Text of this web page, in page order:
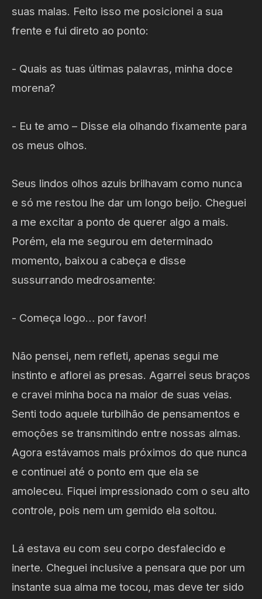
suas malas. Feito isso me posicionei a sua
frente e fui direto ao ponto:
- Quais as tuas últimas palavras, minha doce
morena?
- Eu te amo – Disse ela olhando fixamente para
os meus olhos.
Seus lindos olhos azuis brilhavam como nunca
e só me restou lhe dar um longo beijo. Cheguei
a me excitar a ponto de querer algo a mais.
Porém, ela me segurou em determinado
momento, baixou a cabeça e disse
sussurrando medrosamente:
- Começa logo… por favor!
Não pensei, nem refleti, apenas segui me
instinto e aflorei as presas. Agarrei seus braços
e cravei minha boca na maior de suas veias.
Senti todo aquele turbilhão de pensamentos e
emoções se transmitindo entre nossas almas.
Agora estávamos mais próximos do que nunca
e continuei até o ponto em que ela se
amoleceu. Fiquei impressionado com o seu alto
controle, pois nem um gemido ela soltou.
Lá estava eu com seu corpo desfalecido e
inerte. Cheguei inclusive a pensara que por um
instante sua alma me tocou, mas deve ter sido